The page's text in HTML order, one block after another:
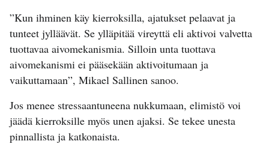
”Kun ihminen käy kierroksilla, ajatukset pelaavat ja
tunteet jylläävät. Se ylläpitää vireyttä eli aktivoi valvetta
tuottavaa aivomekanismia. Silloin unta tuottava
aivomekanismi ei pääsekään aktivoitumaan ja
vaikuttamaan”, Mikael Sallinen sanoo.
Jos menee stressaantuneena nukkumaan, elimistö voi
jäädä kierroksille myös unen ajaksi. Se tekee unesta
pinnallista ja katkonaista.